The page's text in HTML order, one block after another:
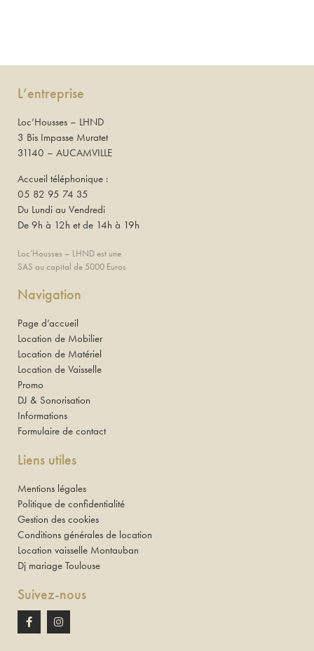
L’entreprise
Loc’Housses – LHND
3 Bis Impasse Muratet
31140 – AUCAMVILLE
Accueil téléphonique :
05 82 95 74 35
Du Lundi au Vendredi
De 9h à 12h et de 14h à 19h
Loc’Housses – LHND est une
SAS au capital de 5000 Euros
Navigation
Page d’accueil
Location de Mobilier
Location de Matériel
Location de Vaisselle
Promo
DJ & Sonorisation
Informations
Formulaire de contact
Liens utiles
Mentions légales
Politique de confidentialité
Gestion des cookies
Conditions générales de location
Location vaisselle Montauban
Dj mariage Toulouse
Suivez-nous